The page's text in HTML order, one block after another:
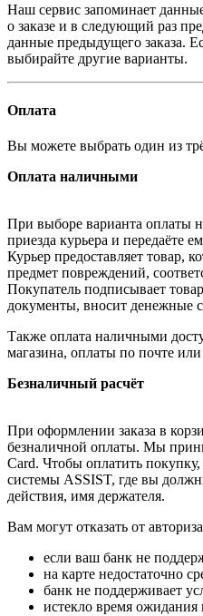
Наш сервис запоминает
о заказе и в следующий раз
данные предыдущего заказа.
выбирайте другие варианты.
Оплата
Вы можете выбрать один из
Оплата наличными
При выборе варианта оплаты
приезда курьера и передаёте
Курьер предоставляет товар,
предмет повреждений,
Покупатель подписывает
документы, вносит денежные
Также оплата наличными
магазина, оплаты по почте
Безналичный расчёт
При оформлении заказа в
безналичной оплаты. Мы
Card. Чтобы оплатить
системы ASSIST, где вы
действия, имя держателя.
Вам могут отказать от
если ваш банк не
на карте недостаточно
банк не поддерживает
истекло время